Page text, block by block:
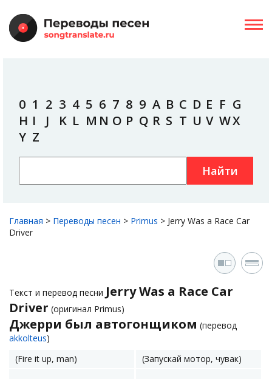
0 1 2 3 4 5 6 7 8 9 A B C D E F G
H I J K L M N O P Q R S T U V WX
Y Z
Найти
Главная > Переводы песен > Primus > Jerry Was a Race Car
Driver
Текст и перевод песни Jerry Was a Race Car
Driver (оригинал Primus)
Джерри был автогонщиком (перевод
akkolteus)
(Fire it up, man)
(Запускай мотор, чувак)